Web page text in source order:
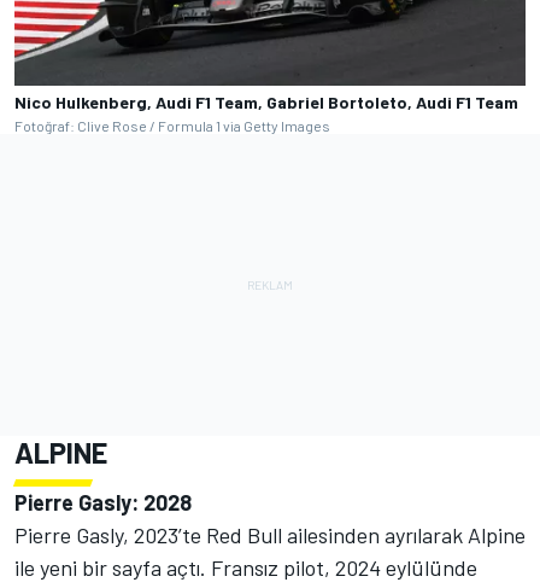
Nico Hulkenberg, Audi F1 Team, Gabriel Bortoleto, Audi F1 Team
Fotoğraf: Clive Rose / Formula 1 via Getty Images
ALPINE
Pierre Gasly: 2028
Pierre Gasly, 2023’te Red Bull ailesinden ayrılarak Alpine
ile yeni bir sayfa açtı. Fransız pilot, 2024 eylülünde